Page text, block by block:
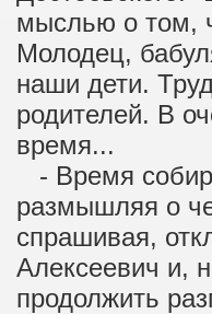
мыслью о том,
Молодец,
наши дети.
родителей. В
время...
- Время
размышляя о
спрашивая,
Алексеевич и,
продолжить